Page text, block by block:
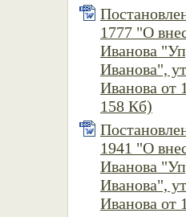
1777 "О
Иванова
Иванова",
Иванова от
158 Кб)
1941 "О
Иванова
Иванова",
Иванова от